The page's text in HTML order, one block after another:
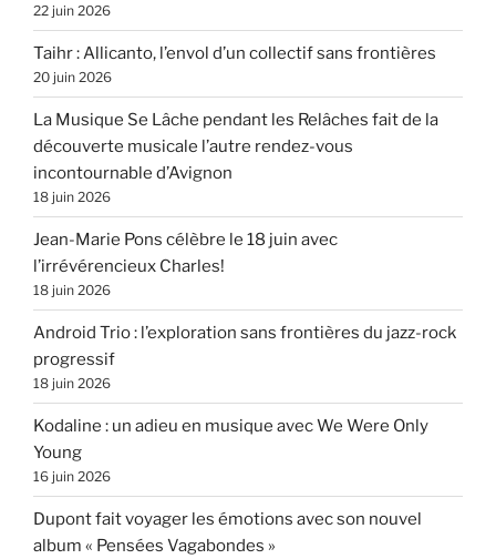
22 juin 2026
Taihr : Allicanto, l’envol d’un collectif sans frontières
20 juin 2026
La Musique Se Lâche pendant les Relâches fait de la
découverte musicale l’autre rendez-vous
incontournable d’Avignon
18 juin 2026
Jean-Marie Pons célèbre le 18 juin avec
l’irrévérencieux Charles!
18 juin 2026
Android Trio : l’exploration sans frontières du jazz-rock
progressif
18 juin 2026
Kodaline : un adieu en musique avec We Were Only
Young
16 juin 2026
Dupont fait voyager les émotions avec son nouvel
album « Pensées Vagabondes »